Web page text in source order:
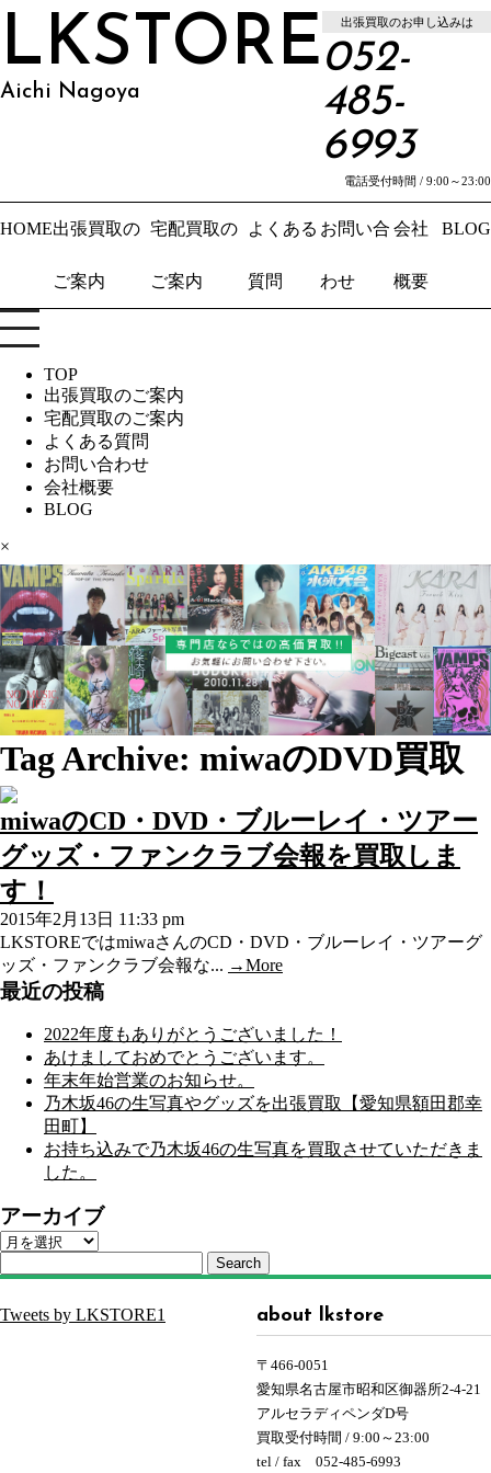
LKSTORE
Aichi Nagoya
出張買取のお申し込みは
052-
485-
6993
電話受付時間 / 9:00～23:00
HOME出張買取の
ご案内
宅配買取の
ご案内
よくある
質問
お問い合
わせ
会社
概要
BLOG
TOP
出張買取のご案内
宅配買取のご案内
よくある質問
お問い合わせ
会社概要
BLOG
×
Tag Archive: miwaのDVD買取
miwaのCD・DVD・ブルーレイ・ツアー
グッズ・ファンクラブ会報を買取しま
す！
2015年2月13日 11:33 pm
LKSTOREではmiwaさんのCD・DVD・ブルーレイ・ツアーグ
ッズ・ファンクラブ会報な... →More
最近の投稿
2022年度もありがとうございました！
あけましておめでとうございます。
年末年始営業のお知らせ。
乃木坂46の生写真やグッズを出張買取【愛知県額田郡幸
田町】
お持ち込みで乃木坂46の生写真を買取させていただきま
した。
アーカイブ
ア
イ
Search
Tweets by LKSTORE1 about lkstore
〒466-0051
愛知県名古屋市昭和区御器所2-4-21
アルセラディペンダD号
買取受付時間 / 9:00～23:00
tel / fax 052-485-6993